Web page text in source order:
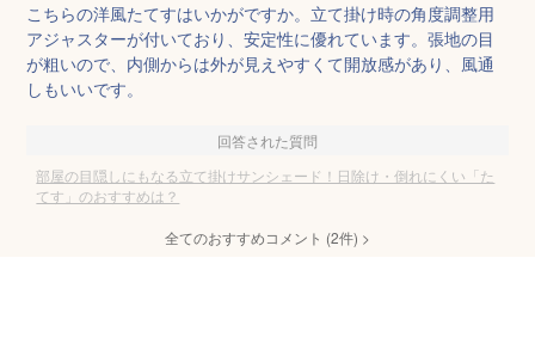
こちらの洋風たてすはいかがですか。立て掛け時の角度調整用
アジャスターが付いており、安定性に優れています。張地の目
が粗いので、内側からは外が見えやすくて開放感があり、風通
しもいいです。
回答された質問
部屋の目隠しにもなる立て掛けサンシェード！日除け・倒れにくい「た
てす」のおすすめは？
全てのおすすめコメント (2件) >